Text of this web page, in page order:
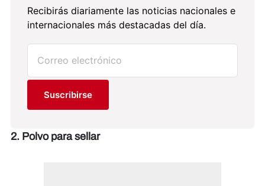
Recibirás diariamente las noticias nacionales e
internacionales más destacadas del día.
Suscribirse
2. Polvo para sellar